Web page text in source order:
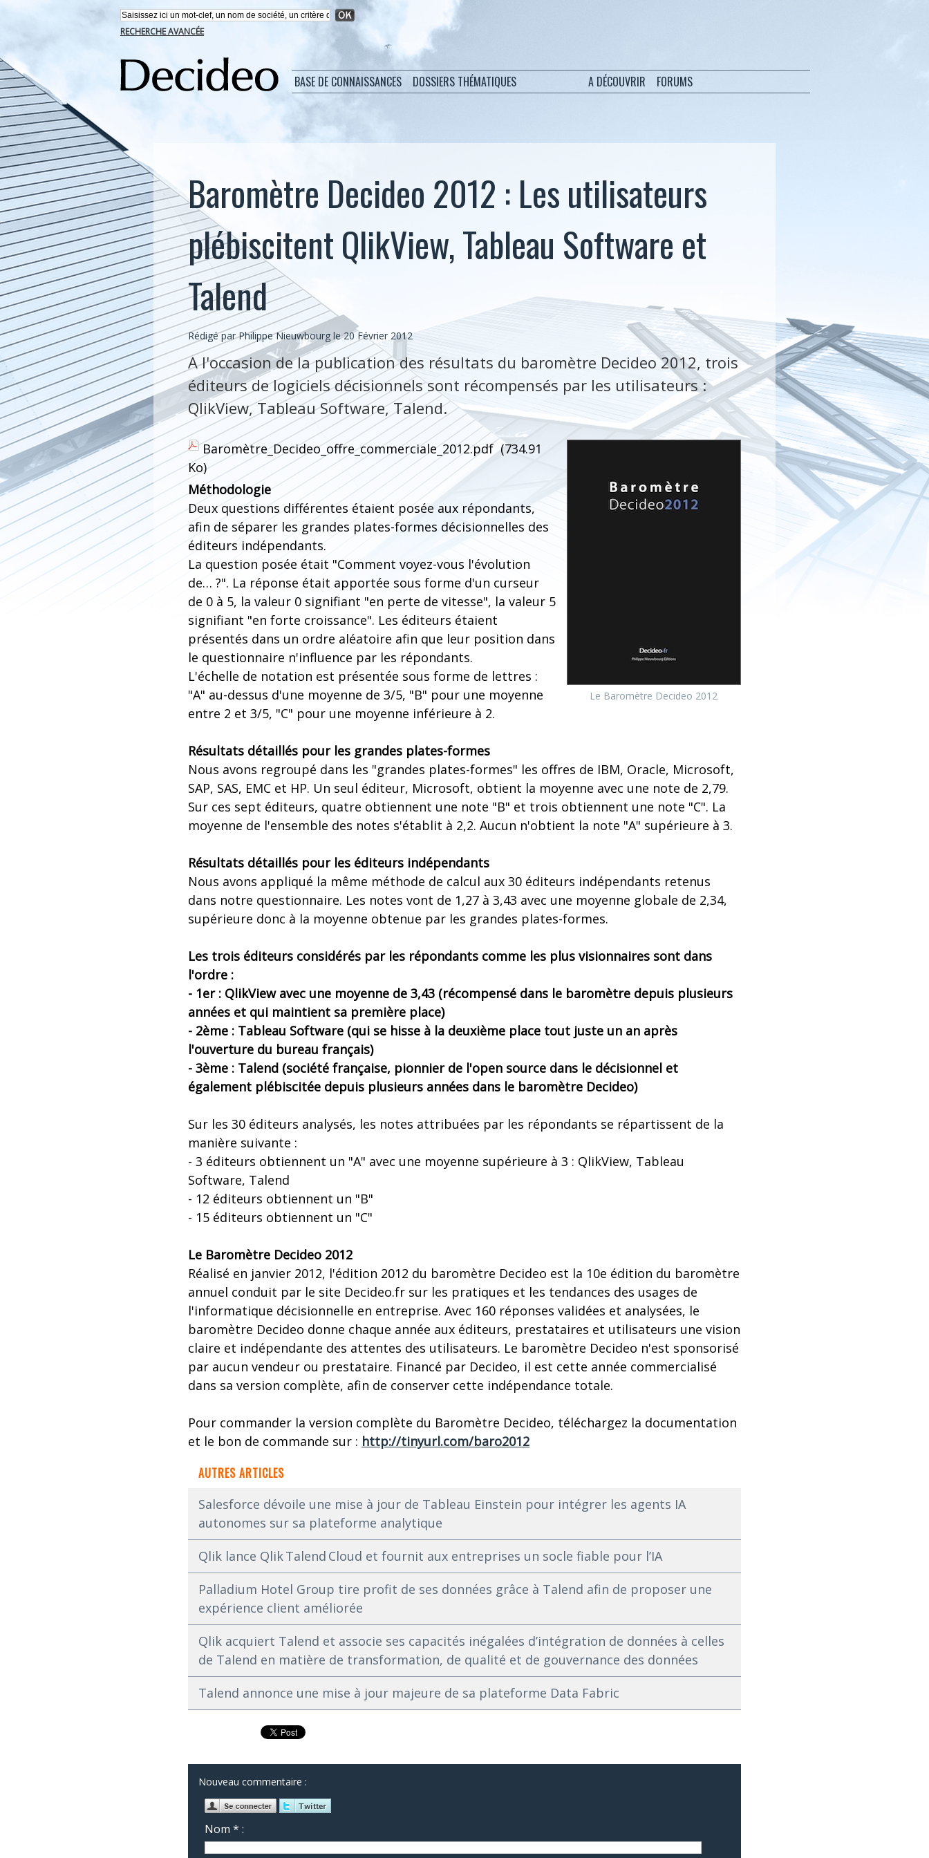
RECHERCHE AVANCÉE
BASE DE CONNAISSANCES DOSSIERS THÉMATIQUES A DÉCOUVRIR FORUMS
Baromètre Decideo 2012 : Les utilisateurs
plébiscitent QlikView, Tableau Software et
Talend
Rédigé parPhilippe Nieuwbourg le 20 Février 2012
A l'occasion de la publication des résultats du baromètre Decideo 2012, trois
éditeurs de logiciels décisionnels sont récompensés par les utilisateurs :
QlikView, Tableau Software, Talend.
Le Baromètre Decideo 2012
Baromètre_Decideo_offre_commerciale_2012.pdf (734.91
Ko)
Méthodologie
Deux questions différentes étaient posée aux répondants,
afin de séparer les grandes plates-formes décisionnelles des
éditeurs indépendants.
La question posée était "Comment voyez-vous l'évolution
de… ?". La réponse était apportée sous forme d'un curseur
de 0 à 5, la valeur 0 signifiant "en perte de vitesse", la valeur 5
signifiant "en forte croissance". Les éditeurs étaient
présentés dans un ordre aléatoire afin que leur position dans
le questionnaire n'influence par les répondants.
L'échelle de notation est présentée sous forme de lettres :
"A" au-dessus d'une moyenne de 3/5, "B" pour une moyenne
entre 2 et 3/5, "C" pour une moyenne inférieure à 2.
Résultats détaillés pour les grandes plates-formes
Nous avons regroupé dans les "grandes plates-formes" les offres de IBM, Oracle, Microsoft,
SAP, SAS, EMC et HP. Un seul éditeur, Microsoft, obtient la moyenne avec une note de 2,79.
Sur ces sept éditeurs, quatre obtiennent une note "B" et trois obtiennent une note "C". La
moyenne de l'ensemble des notes s'établit à 2,2. Aucun n'obtient la note "A" supérieure à 3.
Résultats détaillés pour les éditeurs indépendants
Nous avons appliqué la même méthode de calcul aux 30 éditeurs indépendants retenus
dans notre questionnaire. Les notes vont de 1,27 à 3,43 avec une moyenne globale de 2,34,
supérieure donc à la moyenne obtenue par les grandes plates-formes.
Les trois éditeurs considérés par les répondants comme les plus visionnaires sont dans
l'ordre :
- 1er : QlikView avec une moyenne de 3,43 (récompensé dans le baromètre depuis plusieurs
années et qui maintient sa première place)
- 2ème : Tableau Software (qui se hisse à la deuxième place tout juste un an après
l'ouverture du bureau français)
- 3ème : Talend (société française, pionnier de l'open source dans le décisionnel et
également plébiscitée depuis plusieurs années dans le baromètre Decideo)
Sur les 30 éditeurs analysés, les notes attribuées par les répondants se répartissent de la
manière suivante :
- 3 éditeurs obtiennent un "A" avec une moyenne supérieure à 3 : QlikView, Tableau
Software, Talend
- 12 éditeurs obtiennent un "B"
- 15 éditeurs obtiennent un "C"
Le Baromètre Decideo 2012
Réalisé en janvier 2012, l'édition 2012 du baromètre Decideo est la 10e édition du baromètre
annuel conduit par le site Decideo.fr sur les pratiques et les tendances des usages de
l'informatique décisionnelle en entreprise. Avec 160 réponses validées et analysées, le
baromètre Decideo donne chaque année aux éditeurs, prestataires et utilisateurs une vision
claire et indépendante des attentes des utilisateurs. Le baromètre Decideo n'est sponsorisé
par aucun vendeur ou prestataire. Financé par Decideo, il est cette année commercialisé
dans sa version complète, afin de conserver cette indépendance totale.
Pour commander la version complète du Baromètre Decideo, téléchargez la documentation
et le bon de commande sur : http://tinyurl.com/baro2012
AUTRES ARTICLES
Salesforce dévoile une mise à jour de Tableau Einstein pour intégrer les agents IA
autonomes sur sa plateforme analytique
Qlik lance Qlik Talend Cloud et fournit aux entreprises un socle fiable pour l’IA
Palladium Hotel Group tire profit de ses données grâce à Talend afin de proposer une
expérience client améliorée
Qlik acquiert Talend et associe ses capacités inégalées d’intégration de données à celles
de Talend en matière de transformation, de qualité et de gouvernance des données
Talend annonce une mise à jour majeure de sa plateforme Data Fabric
Nouveau commentaire :
Nom * :